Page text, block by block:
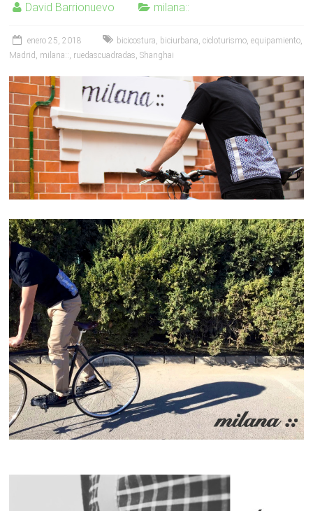
David Barrionuevo milana::
enero 25, 2018 bicicostura, biciurbana,cicloturismo,equipamiento,
Madrid , milana::, ruedascuadradas,Shanghai